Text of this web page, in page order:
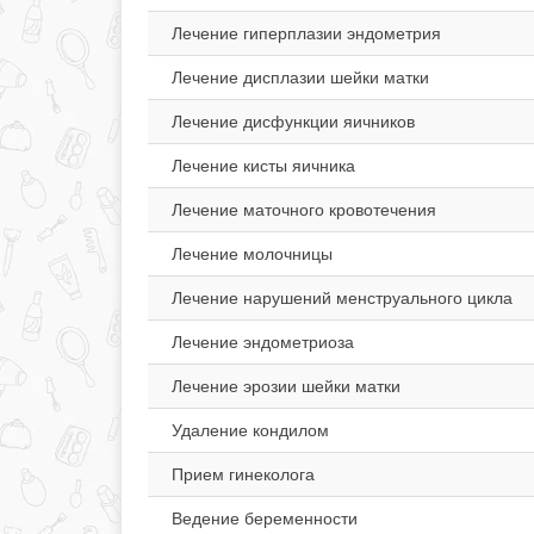
Лечение гиперплазии эндометрия
Лечение дисплазии шейки матки
Лечение дисфункции яичников
Лечение кисты яичника
Лечение маточного кровотечения
Лечение молочницы
Лечение нарушений менструального цикла
Лечение эндометриоза
Лечение эрозии шейки матки
Удаление кондилом
Прием гинеколога
Ведение беременности